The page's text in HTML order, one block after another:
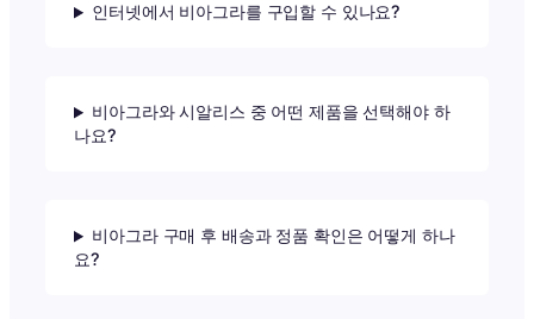
인터넷에서 비아그라를 구입할 수 있나요?
비아그라와 시알리스 중 어떤 제품을 선택해야 하
나요?
비아그라 구매 후 배송과 정품 확인은 어떻게 하나
요?